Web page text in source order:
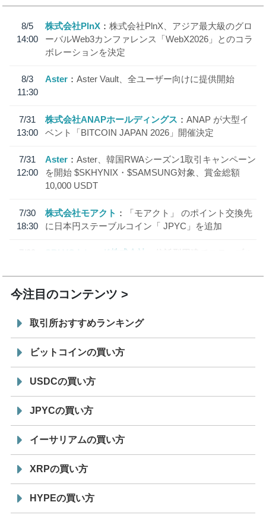
8/5
14:00
株式会社PlnX
株式会社PlnX、アジア最大級のグロ
ーバルWeb3カンファレンス「WebX2026」とのコラ
ボレーションを決定
8/3
11:30
Aster Aster Vault、全ユーザー向けに提供開始
7/31
13:00
株式会社ANAPホールディングス
ANAP が大型イ
ベント「BITCOIN JAPAN 2026」開催決定
7/31
12:00
Aster
Aster、韓国RWAシーズン1取引キャンペーン
を開始 $SKHYNIX・$SAMSUNG対象、賞金総額
10,000 USDT
7/30
18:30
株式会社モアクト
「モアクト」 のポイント交換先
に日本円ステーブルコイン「 JPYC」を追加
7/29
SBI VCトレード株式会社
信託型円建てステーブル
今注目のコンテンツ
取引所おすすめランキング
ビットコインの買い方
USDCの買い方
JPYCの買い方
イーサリアムの買い方
XRPの買い方
HYPEの買い方